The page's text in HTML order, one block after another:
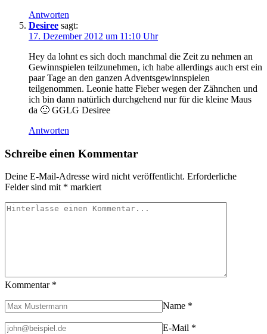
Antworten
Desiree sagt:
17. Dezember 2012 um 11:10 Uhr
Hey da lohnt es sich doch manchmal die Zeit zu nehmen an
Gewinnspielen teilzunehmen, ich habe allerdings auch erst ein
paar Tage an den ganzen Adventsgewinnspielen
teilgenommen. Leonie hatte Fieber wegen der Zähnchen und
ich bin dann natürlich durchgehend nur für die kleine Maus
da 🙂 GGLG Desiree
Antworten
Schreibe einen Kommentar
Deine E-Mail-Adresse wird nicht veröffentlicht. Erforderliche
Felder sind mit * markiert
Kommentar *
Name *
E-Mail *